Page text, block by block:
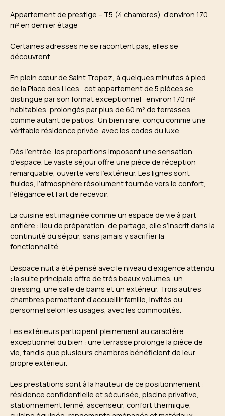
Appartement de prestige – T5 (4 chambres) d’environ 170
m² en dernier étage
Certaines adresses ne se racontent pas, elles se
découvrent.
En plein cœur de Saint Tropez, à quelques minutes à pied
de la Place des Lices, cet appartement de 5 pièces se
distingue par son format exceptionnel : environ 170 m²
habitables, prolongés par plus de 60 m² de terrasses
comme autant de patios. Un bien rare, conçu comme une
véritable résidence privée, avec les codes du luxe.
Dès l’entrée, les proportions imposent une sensation
d’espace. Le vaste séjour offre une pièce de réception
remarquable, ouverte vers l’extérieur. Les lignes sont
fluides, l’atmosphère résolument tournée vers le confort,
l’élégance et l’art de recevoir.
La cuisine est imaginée comme un espace de vie à part
entière : lieu de préparation, de partage, elle s’inscrit dans la
continuité du séjour, sans jamais y sacrifier la
fonctionnalité.
L’espace nuit a été pensé avec le niveau d’exigence attendu
: la suite principale offre de très beaux volumes, un
dressing, une salle de bains et un extérieur. Trois autres
chambres permettent d’accueillir famille, invités ou
personnel selon les usages, avec les commodités.
Les extérieurs participent pleinement au caractère
exceptionnel du bien : une terrasse prolonge la pièce de
vie, tandis que plusieurs chambres bénéficient de leur
propre extérieur.
Les prestations sont à la hauteur de ce positionnement :
résidence confidentielle et sécurisée, piscine privative,
stationnement fermé, ascenseur, confort thermique,